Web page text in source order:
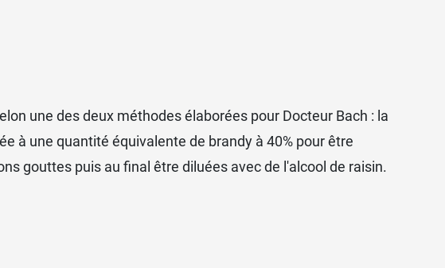
une des deux méthodes élaborées pour Docteur Bach : la
à une quantité équivalente de brandy à 40% pour être
gouttes puis au final être diluées avec de l'alcool de raisin.